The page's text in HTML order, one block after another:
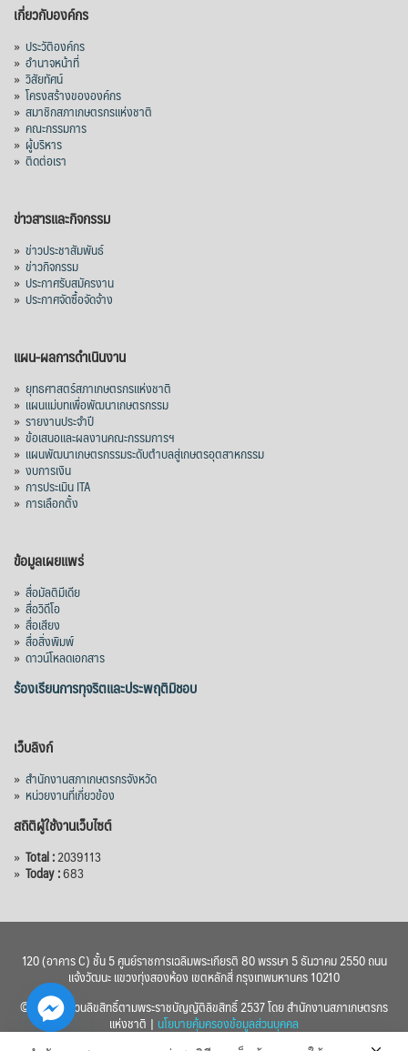
เกี่ยวกับองค์กร
» ประวัติองค์กร
» อำนาจหน้าที่
» วิสัยทัศน์
» โครงสร้างขององค์กร
» สมาชิกสภาเกษตรกรแห่งชาติ
» คณะกรรมการ
» ผู้บริหาร
» ติดต่อเรา
ข่าวสารและกิจกรรม
» ข่าวประชาสัมพันธ์
» ข่าวกิจกรรม
» ประกาศรับสมัครงาน
» ประกาศจัดซื้อจัดจ้าง
แผน-ผลการดำเนินงาน
» ยุทธศาสตร์สภาเกษตรกรแห่งชาติ
» แผนแม่บทเพื่อพัฒนาเกษตรกรรม
» รายงานประจำปี
» ข้อเสนอและผลงานคณะกรรมการฯ
» แผนพัฒนาเกษตรกรรมระดับตำบลสู่เกษตรอุตสาหกรรม
» งบการเงิน
» การประเมิน ITA
» การเลือกตั้ง
ข้อมูลเผยแพร่
» สื่อมัลติมีเดีย
» สื่อวิดีโอ
» สื่อเสียง
» สื่อสิ่งพิมพ์
» ดาวน์โหลดเอกสาร
ร้องเรียนการทุจริตและประพฤติมิชอบ
เว็บลิงก์
» สำนักงานสภาเกษตรกรจังหวัด
» หน่วยงานที่เกี่ยวข้อง
สถิติผู้ใช้งานเว็บไซต์
» Total :2039113
» Today :683
120 (อาคาร C) ชั้น 5 ศูนย์ราชการเฉลิมพระเกียรติ 80 พรรษา 5 ธันวาคม 2550 ถนน
แจ้งวัฒนะ แขวงทุ่งสองห้อง เขตหลักสี่ กรุงเทพมหานคร 10210
© 2560 สงวนลิขสิทธิ์ตามพระราชบัญญัติลิขสิทธิ์ 2537 โดย สำนักงานสภาเกษตรกร
แห่งชาติ | นโยบายคุ้มครองข้อมูลส่วนบุคคล